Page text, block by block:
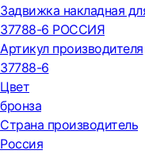
Задвижка накладная
37788-6 РОССИЯ
Артикул производителя
37788-6
Цвет
бронза
Страна производитель
Россия